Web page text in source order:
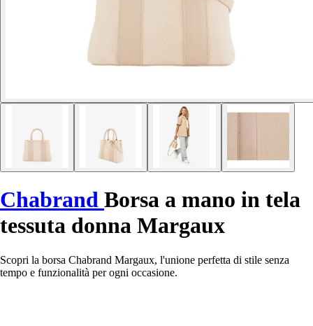
Chabrand Borsa a mano in tela
tessuta donna Margaux
Scopri la borsa Chabrand Margaux, l'unione perfetta di stile senza
tempo e funzionalità per ogni occasione.